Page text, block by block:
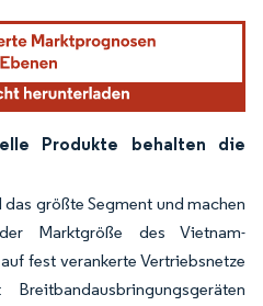
Produkte behalten die
größte Segment und machen
Marktgröße des Vietnam-
fest verankerte Vertriebsnetze